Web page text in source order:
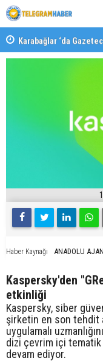
Karabağlar ‘da
Haber Kaynağı ANADOLU
Kaspersky'den
etkinliği
Kaspersky, siber
şirketin en son tehdit
uygulamalı
dizi çevrim içi tematik
devam ediyor.